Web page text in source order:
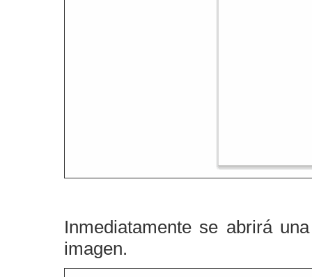
Inmediatamente se abrirá
imagen.